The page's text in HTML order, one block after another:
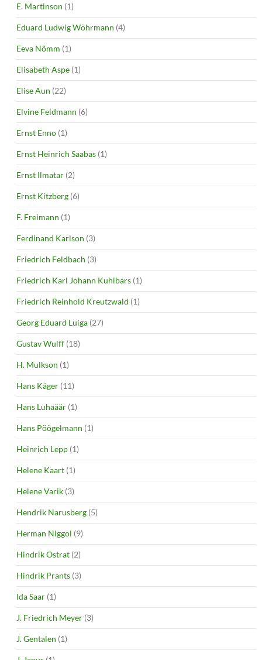
E. Martinson (1)
Eduard Ludwig Wöhrmann (4)
Eeva Nõmm (1)
Elisabeth Aspe (1)
Elise Aun (22)
Elvine Feldmann (6)
Ernst Enno (1)
Ernst Heinrich Saabas (1)
Ernst Ilmatar (2)
Ernst Kitzberg (6)
F. Freimann (1)
Ferdinand Karlson (3)
Friedrich Feldbach (3)
Friedrich Karl Johann Kuhlbars (1)
Friedrich Reinhold Kreutzwald (1)
Georg Eduard Luiga (27)
Gustav Wulff (18)
H. Mulkson (1)
Hans Käger (11)
Hans Luhaäär (1)
Hans Pöögelmann (1)
Heinrich Lepp (1)
Helene Kaart (1)
Helene Varik (3)
Hendrik Narusberg (5)
Herman Niggol (9)
Hindrik Ostrat (2)
Hindrik Prants (3)
Ida Saar (1)
J. Friedrich Meyer (3)
J. Gentalen (1)